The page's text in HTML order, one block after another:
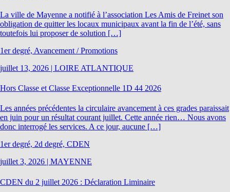
La ville de Mayenne a notifié à l’association Les Amis de Freinet son
obligation de quitter les locaux municipaux avant la fin de l’été, sans
toutefois lui proposer de solution […]
1er degré, Avancement / Promotions
juillet 13, 2026 | LOIRE ATLANTIQUE
Hors Classe et Classe Exceptionnelle 1D 44 2026
Les années précédentes la circulaire avancement à ces grades paraissait
en juin pour un résultat courant juillet. Cette année rien… Nous avons
donc interrogé les services. A ce jour, aucune […]
1er degré, 2d degré, CDEN
juillet 3, 2026 | MAYENNE
CDEN du 2 juillet 2026 : Déclaration Liminaire